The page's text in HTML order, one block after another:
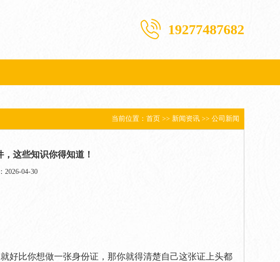
19277487682
当前位置： 首页 >> 新闻资讯 >> 公司新闻
这些知识你得知道！
2026-04-30
好比你想做一张身份证，那你就得清楚自己这张证上头都